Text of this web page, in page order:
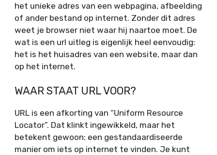
het unieke adres van een webpagina, afbeelding
of ander bestand op internet. Zonder dit adres
weet je browser niet waar hij naartoe moet. De
wat is een url uitleg is eigenlijk heel eenvoudig:
het is het huisadres van een website, maar dan
op het internet.
WAAR STAAT URL VOOR?
URL is een afkorting van “Uniform Resource
Locator”. Dat klinkt ingewikkeld, maar het
betekent gewoon: een gestandaardiseerde
manier om iets op internet te vinden. Je kunt